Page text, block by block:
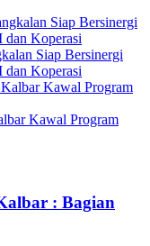
Siap Bersinergi
Koperasi
Kawal Program
: Bagian